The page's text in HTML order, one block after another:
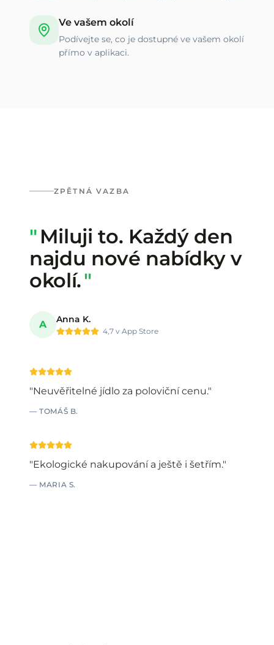
Ve vašem okolí
Podívejte se, co je dostupné ve vašem okolí
přímo v aplikaci.
ZPĚTNÁ VAZBA
Co o nás říkají
" Miluji to. Každý den
najdu nové nabídky v
okolí."
A Anna K.
4,7 v App Store
"Neuvěřitelné jídlo za poloviční cenu."
—TOMÁŠ B.
"Ekologické nakupování a ještě i šetřím."
— MARIA S.